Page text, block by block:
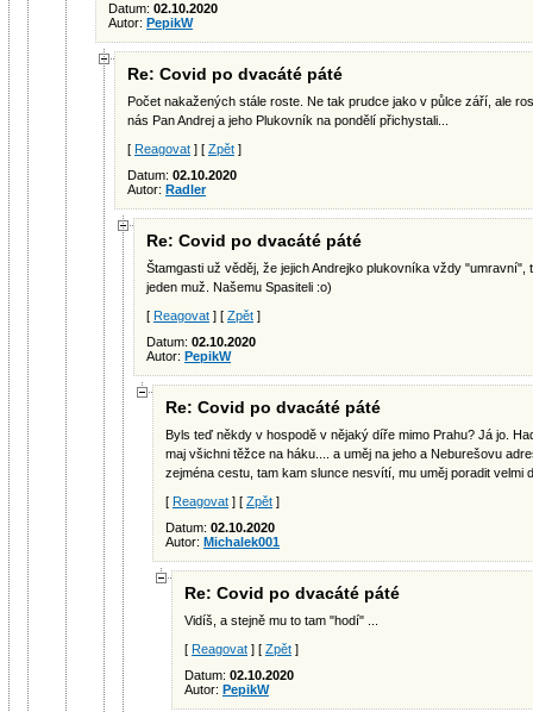
Datum: 02.10.2020
Autor: PepikW
Re: Covid po dvacáté páté
Počet nakažených stále roste. Ne tak prudce jako v půlce září, ale
nás Pan Andrej a jeho Plukovník na pondělí přichystali...
[ Reagovat ] [ Zpět ]
Datum: 02.10.2020
Autor: Radler
Re: Covid po dvacáté páté
Štamgasti už věděj, že jejich Andrejko plukovníka vždy "umravní",
jeden muž. Našemu Spasiteli :o)
[ Reagovat ] [ Zpět ]
Datum: 02.10.2020
Autor: PepikW
Re: Covid po dvacáté páté
Byls teď někdy v hospodě v nějaký díře mimo Prahu? Já jo.
maj všichni těžce na háku.... a uměj na jeho a Neburešovu
zejména cestu, tam kam slunce nesvítí, mu uměj poradit velmi
[ Reagovat ] [ Zpět ]
Datum: 02.10.2020
Autor: Michalek001
Re: Covid po dvacáté páté
Vidíš, a stejně mu to tam "hodí" ...
[ Reagovat ] [ Zpět ]
Datum: 02.10.2020
Autor: PepikW